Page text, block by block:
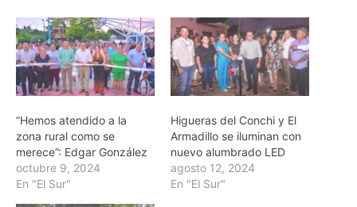
”Hemos atendido a la
zona rural como se
merece”: Edgar González
octubre 9, 2024
En "El Sur"
Higueras del Conchi y El
Armadillo se iluminan con
nuevo alumbrado LED
agosto 12, 2024
En "El Sur"